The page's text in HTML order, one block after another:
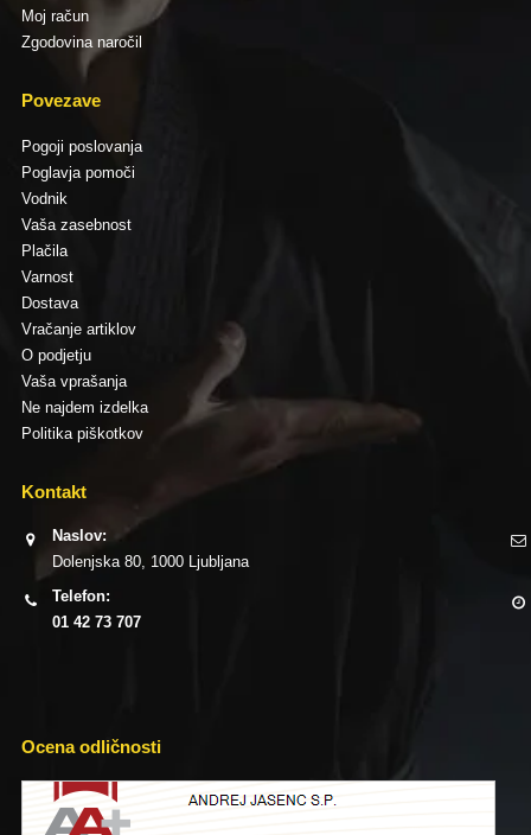
Moj račun
Zgodovina naročil
Povezave
Pogoji poslovanja
Poglavja pomoči
Vodnik
Vaša zasebnost
Plačila
Varnost
Dostava
Vračanje artiklov
O podjetju
Vaša vprašanja
Ne najdem izdelka
Politika piškotkov
Kontakt
Naslov:
Dolenjska 80, 1000 Ljubljana
Telefon:
01 42 73 707
Ocena odličnosti